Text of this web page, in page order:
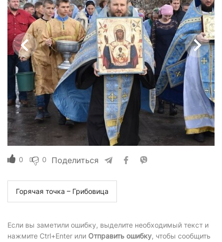
0 0 Поделиться
Горячая точка – Грибовица
Если вы заметили ошибку, выделите необходимый текст и
нажмите Ctrl+Enter или Отправить ошибку, чтобы сообщить